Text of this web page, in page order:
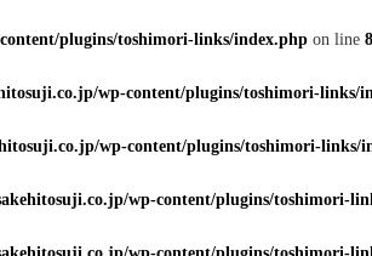
plugins/toshimori-links/index.php on line
wp-content/plugins/toshimori-links/
wp-content/plugins/toshimori-links/
wp-content/plugins/toshimori-